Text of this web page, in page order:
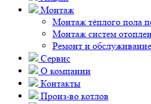
Монтаж
Монтаж тёплого пола
Монтаж систем
Ремонт и
Сервис
О компании
Контакты
Произ-во котлов